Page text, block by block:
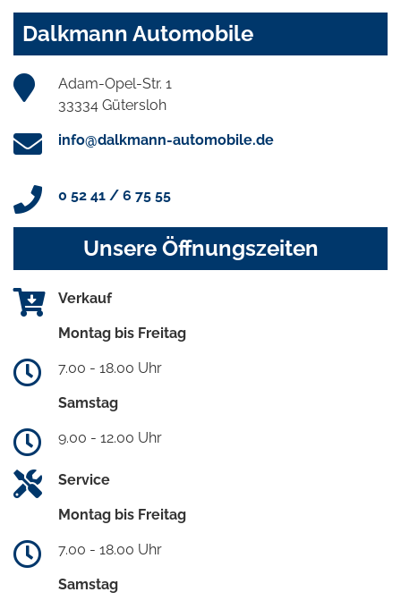
Dalkmann Automobile
Adam-Opel-Str. 1
33334 Gütersloh
info@dalkmann-automobile.de
0 52 41 / 6 75 55
Unsere Öffnungszeiten
Verkauf
Montag bis Freitag
7.00 - 18.00 Uhr
Samstag
9.00 - 12.00 Uhr
Service
Montag bis Freitag
7.00 - 18.00 Uhr
Samstag